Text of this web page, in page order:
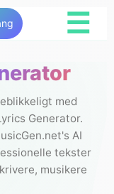
☰
med
Generator.
AI
tekster
musikere